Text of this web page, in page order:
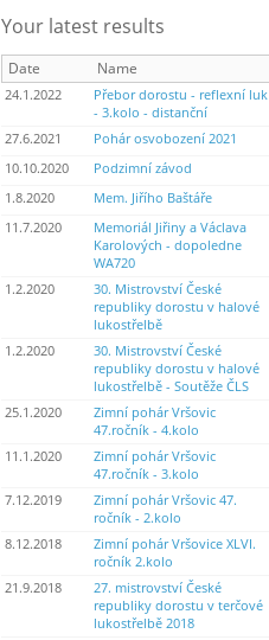
Your latest results
Date Name
24.1.2022
Přebor dorostu - reflexní luk
- 3.kolo - distanční
27.6.2021
Pohár osvobození 2021
10.10.2020
Podzimní závod
1.8.2020
Mem. Jiřího Baštáře
11.7.2020
Memoriál Jiřiny a Václava
Karolových - dopoledne
WA720
1.2.2020
30. Mistrovství České
republiky dorostu v halové
lukostřelbě
1.2.2020
30. Mistrovství České
republiky dorostu v halové
lukostřelbě - Soutěže ČLS
25.1.2020
Zimní pohár Vršovic
47.ročník - 4.kolo
11.1.2020
Zimní pohár Vršovic
47.ročník - 3.kolo
7.12.2019
Zimní pohár Vršovic 47.
ročník - 2.kolo
8.12.2018
Zimní pohár Vršovice XLVI.
ročník 2.kolo
21.9.2018
27. mistrovství České
republiky dorostu v terčové
lukostřelbě 2018